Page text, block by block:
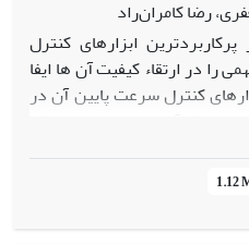
رضا کامران‌راد
ابزارهای کنترل
را در ارتقاء کیفیت آن ها ایفا
کنترل سرعت پایین آن در
فرآیند است. بدین منظور
عملکرد نمودارهای کنترل
اند. در این مقاله از روش
برای بهبود عملکرد نمودار
موزون نمایی انحراف مجذور
1.12